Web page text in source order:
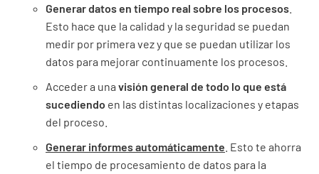
Generar datos en tiempo real sobre los procesos
Esto hace que la calidad y la seguridad se puedan
medir por primera vez y que se puedan utilizar los
datos para mejorar continuamente los procesos.
Acceder a una visión general de todo lo que está
sucediendo en las distintas localizaciones y etapas
del proceso.
Generar informes automáticamente . Esto te ahorra
el tiempo de procesamiento de datos para la